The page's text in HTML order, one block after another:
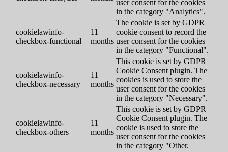
user consent for the cookies
in the category "Analytics".
cookielawinfo-
checkbox-functional
11
months
The cookie is set by GDPR
cookie consent to record the
user consent for the cookies
in the category "Functional".
cookielawinfo-
checkbox-necessary
11
months
This cookie is set by GDPR
Cookie Consent plugin. The
cookies is used to store the
user consent for the cookies
in the category "Necessary".
cookielawinfo-
checkbox-others
11
months
This cookie is set by GDPR
Cookie Consent plugin. The
cookie is used to store the
user consent for the cookies
in the category "Other.